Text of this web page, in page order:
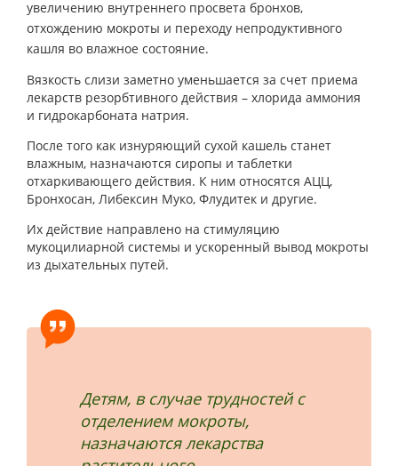
увеличению внутреннего просвета бронхов,
отхождению мокроты и переходу непродуктивного
кашля во влажное состояние.
Вязкость слизи заметно уменьшается за счет приема
лекарств резорбтивного действия – хлорида аммония
и гидрокарбоната натрия.
После того как изнуряющий сухой кашель станет
влажным, назначаются сиропы и таблетки
отхаркивающего действия. К ним относятся АЦЦ,
Бронхосан, Либексин Муко, Флудитек и другие.
Их действие направлено на стимуляцию
мукоцилиарной системы и ускоренный вывод мокроты
из дыхательных путей.
Детям, в случае трудностей с
отделением мокроты,
назначаются лекарства